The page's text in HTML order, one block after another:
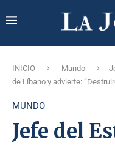
INICIO Mundo
de Líbano y advierte:
MUNDO
Jefe del